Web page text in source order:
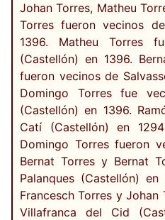
Johan Torres, Matheu
Torres fueron vecinos
1396. Matheu Torres
(Castellón) en 1396.
fueron vecinos de
Domingo Torres fue
(Castellón) en 1396.
Catí (Castellón) en
Domingo Torres fueron
Bernat Torres y Bernat
Palanques (Castellón) en
Francesch Torres y
Villafranca del Cid